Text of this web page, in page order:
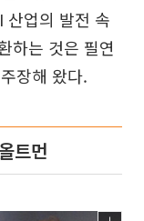
산업의 발전 속
하는 것은 필연
장해 왔다.
트먼